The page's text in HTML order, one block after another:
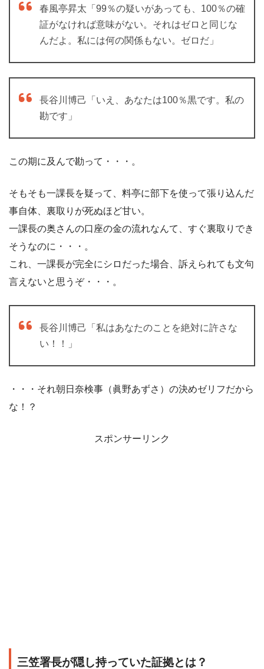
春風亭昇太「99％の疑いがあっても、100％の確
証がなければ意味がない。それはゼロと同じな
んだよ。私には何の関係もない。ゼロだ」
長谷川博己「いえ、あなたは100％黒です。私の
勘です」
この期に及んで勘って・・・。
そもそも一課長を疑って、料亭に部下を使って張り込んだ
事自体、裏取りが死ぬほど甘い。
一課長の奥さんの口座の金の流れなんて、すぐ裏取りでき
そうなのに・・・。
これ、一課長が完全にシロだった場合、訴えられても文句
言えないと思うぞ・・・。
長谷川博己「私はあなたのことを絶対に許さな
い！！」
・・・それ朝日奈検事（眞野あずさ）の決めゼリフだから
な！？
スポンサーリンク
三笠署長が隠し持っていた証拠とは？